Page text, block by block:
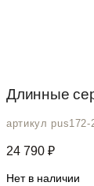
Длинные
артикул pus172-
24 790 ₽
Нет в наличии